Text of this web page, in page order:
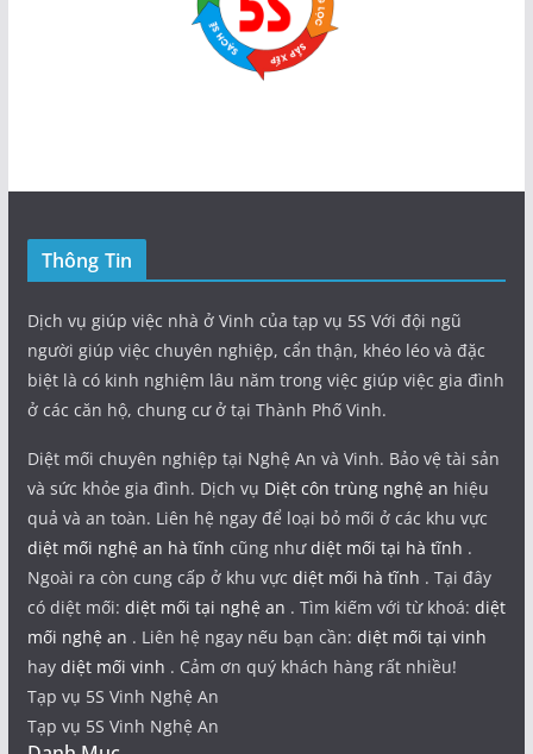
Thông Tin
Dịch vụ giúp việc nhà ở Vinh của tạp vụ 5S Với đội ngũ
người giúp việc chuyên nghiệp, cẩn thận, khéo léo và đặc
biệt là có kinh nghiệm lâu năm trong việc giúp việc gia đình
ở các căn hộ, chung cư ở tại Thành Phố Vinh.
Diệt mối chuyên nghiệp tại Nghệ An và Vinh. Bảo vệ tài sản
và sức khỏe gia đình. Dịch vụ Diệt côn trùng nghệ an hiệu
quả và an toàn. Liên hệ ngay để loại bỏ mối ở các khu vực
diệt mối nghệ an hà tĩnh cũng nhưdiệt mối tại hà tĩnh .
Ngoài ra còn cung cấp ở khu vực diệt mối hà tĩnh . Tại đây
có diệt mối: diệt mối tại nghệ an . Tìm kiếm với từ khoá: diệt
mối nghệ an . Liên hệ ngay nếu bạn cần: diệt mối tại vinh
hay diệt mối vinh . Cảm ơn quý khách hàng rất nhiều!
Tạp vụ 5S Vinh Nghệ An
Tạp vụ 5S Vinh Nghệ An